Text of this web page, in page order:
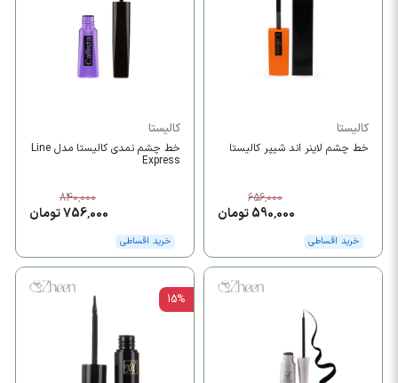
کالیستا
خط چشم لاینر اند شیپر کالیستا
656,000
590,000 تومان
خرید اقساطی
کالیستا
خط چشم نمدی کالیستا مدل Line
Express
840,000
756,000 تومان
خرید اقساطی
15%